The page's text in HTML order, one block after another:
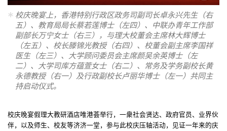
校庆晚宴上，香港特别行政区政务司副司长卓永兴先生（右
五）、教育局局长蔡若莲博士（左四）、中联办青年工作部
副部长万宁女士（右三），与理大校董会主席林大辉博士
（左五）、校长滕锦光教授（右四）、校董会副主席李国祥
医生（左三）、大学顾问委员会主席颜吴余英博士（左
二）、大学司库方蕴萱女士（右二）、常务及学务副校长黄
永德教授（右一）及行政副校长卢丽华博士（左一）共同主
持启动仪式。
校庆晚宴假理大教研酒店唯港荟举行，一衆社会贤达、政府官员、业界伙
伴，以及师生、校友等济济一堂，参与此校庆压轴活动，见证一年来的庆